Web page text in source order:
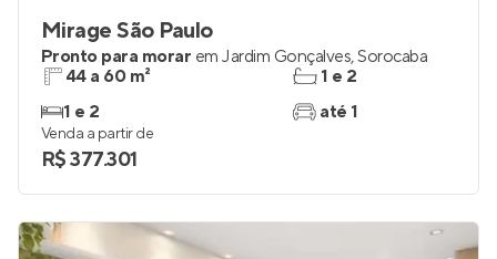
Mirage São Paulo
Pronto para morar em Jardim Gonçalves,Sorocaba
44 a 60 m²
1 e 2
1 e 2
até 1
Venda a partir de
R$ 377.301